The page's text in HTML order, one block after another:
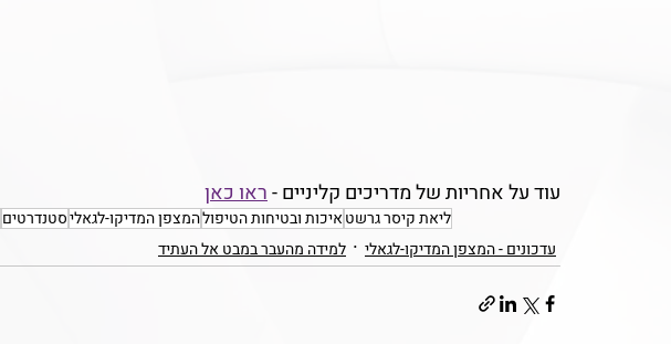
עוד על אחריות של מדריכים קליניים - ראו כאן
ליאת קיסר גרשטאיכות ובטיחות הטיפולהמצפן המדיקו-לגאליסטנדרטים
עדכונים - המצפן המדיקו-לגאלי
למידה מהעבר במבט אל העתיד